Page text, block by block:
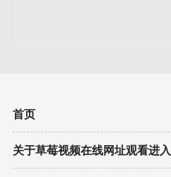
首页
关于草莓视频在线网址观看进入